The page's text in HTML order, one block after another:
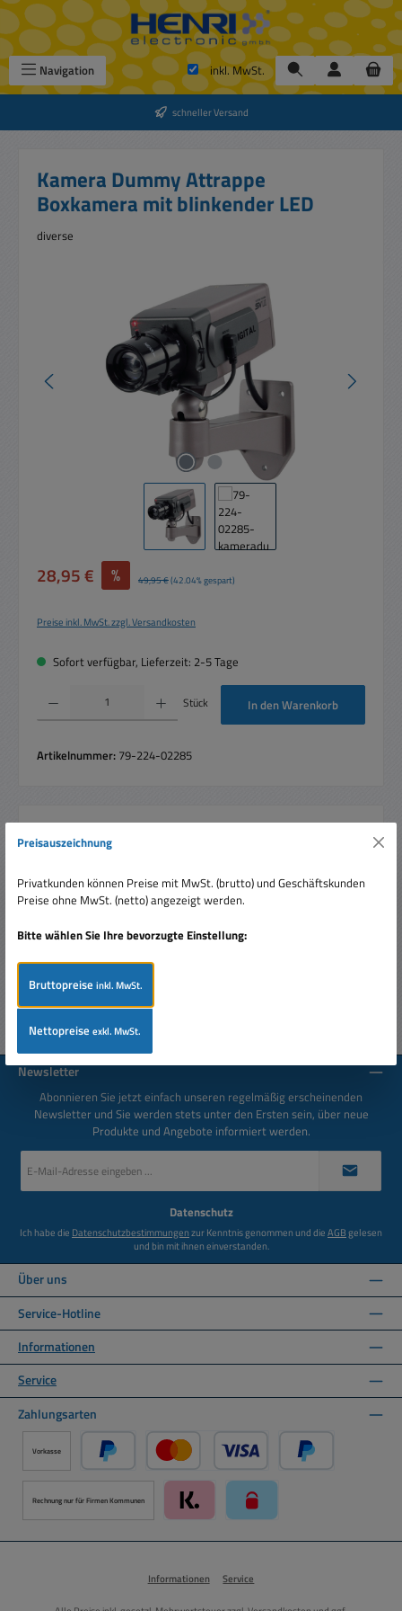
Zum Hauptinhalt springen
Navigation inkl. MwSt.
schneller Versand
Kamera Dummy Attrappe
Boxkamera mit blinkender LED
diverse
Verkaufspreis:
28,95 € % Regulärer Preis:
49,95 €(42.04% gespart)
Preise inkl. MwSt. zzgl. Versandkosten
Sofort verfügbar, Lieferzeit: 2-5 Tage
Produkt Anzahl: Gib den gewünschten Wert ein oder benutze die Schaltflächen um
Stück In den Warenkorb
Artikelnummer: 79-224-02285
Beschreibung
überzeugt mehr als Dummy als eine echte Kamera? Kamera
Leergehäuse inkl. Obje…Mehr
Bewertungen
Newsletter
Abonnieren Sie jetzt einfach unseren regelmäßig erscheinenden
Newsletter und Sie werden stets unter den Ersten sein, über neue
Produkte und Angebote informiert werden.
Mail-
Datenschutz
Ich habe die Datenschutzbestimmungenzur Kenntnis genommen und dieAGBgelesen
und bin mit ihnen einverstanden.
Über uns
Service-Hotline
Informationen
Service
Zahlungsarten
Vorkasse
PayPal Kredit- oder Debitkarte über PayPal
Rechnung nur für Firmen Kommunen
Informationen Service
Preisauszeichnung
Privatkunden können Preise mit MwSt. (brutto) und Geschäftskunden
Preise ohne MwSt. (netto) angezeigt werden.
Bitte wählen Sie Ihre bevorzugte Einstellung:
Bruttopreiseinkl. MwSt.
Nettopreiseexkl. MwSt.